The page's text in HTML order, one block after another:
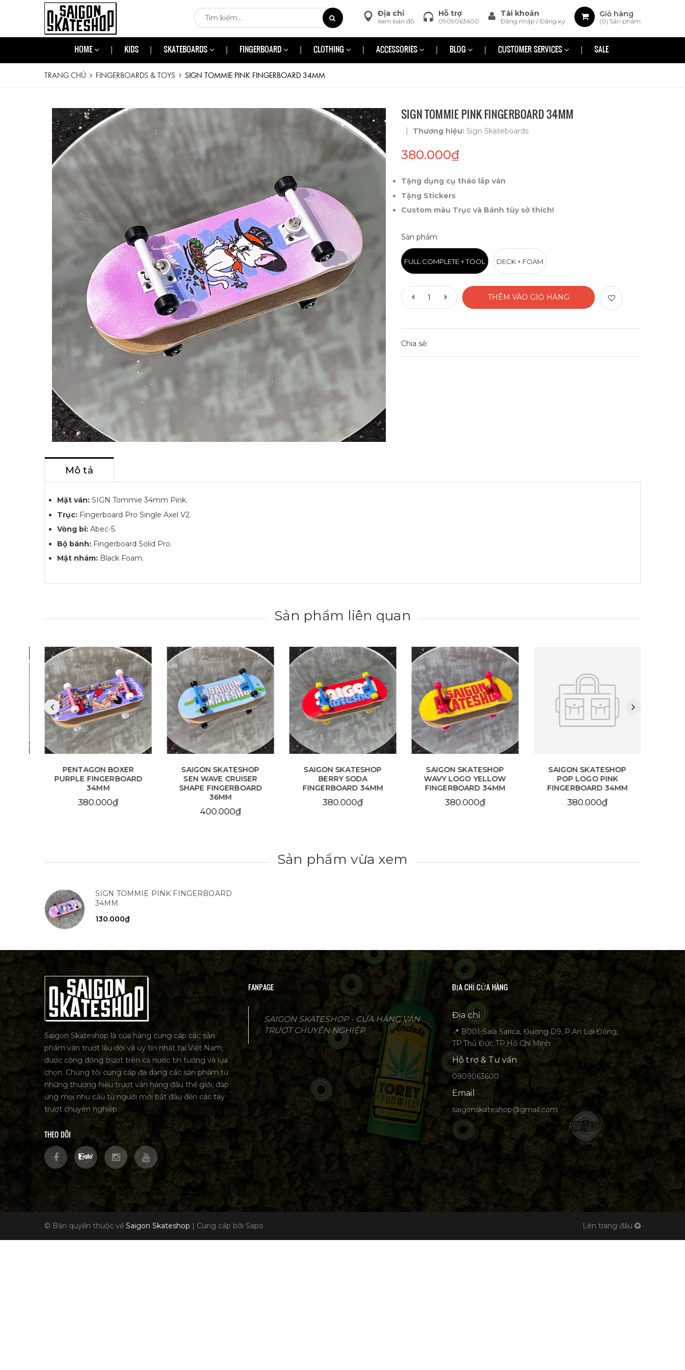
Giỏ hàng
(0) Sản phẩm
Tài khoản
Đăng nhập /Đăng ký
Hỗ trợ
0909063600
Địa chỉ
Xem bản đồ
HOME KIDS SKATEBOARDS FINGERBOARD CLOTHING ACCESSORIES BLOG CUSTOMER SERVICES SALE
TRANG CHỦ FINGERBOARDS & TOYS SIGN TOMMIE PINK FINGERBOARD 34MM
SIGN TOMMIE PINK FINGERBOARD 34MM
| Thương hiệu: Sign Skateboards
380.000₫
Tặng dụng cụ tháo lắp ván
Tặng Stickers
Custom màu Trục và Bánh tùy sở thích!
Sản phẩm
FULL COMPLETE + TOOL DECK + FOAM
THÊM VÀO GIỎ HÀNG
Chia sẻ:
Mô tả
Mặt ván: SIGN Tommie 34mm Pink.
Trục: Fingerboard Pro Single Axel V2.
Vòng bi: Abec-5.
Bộ bánh: Fingerboard Solid Pro.
Mặt nhám: Black Foam.
Sản phẩm liên quan
PENTAGON BOXER
PURPLE FINGERBOARD
34MM
380.000₫
SAIGON SKATESHOP
SEN WAVE CRUISER
SHAPE FINGERBOARD
36MM
400.000₫
SAIGON SKATESHOP
BERRY SODA
FINGERBOARD 34MM
380.000₫
SAIGON SKATESHOP
WAVY LOGO YELLOW
FINGERBOARD 34MM
380.000₫
SAIGON SKATESHOP
POP LOGO PINK
FINGERBOARD 34MM
380.000₫
Sản phẩm vừa xem
SIGN TOMMIE PINK FINGERBOARD
34MM
130.000₫
Saigon Skateshop là cửa hàng cung cấp các sản
phẩm ván trượt lâu đời và uy tín nhất tại Việt Nam,
được cộng đồng trượt trên cả nước tin tưởng và lựa
chọn. Chúng tôi cung cấp đa dạng các sản phẩm từ
những thương hiệu trượt ván hàng đầu thế giới, đáp
ứng mọi nhu cầu từ người mới bắt đầu đến các tay
trượt chuyên nghiệp.
THEO DÕI
FANPAGE
SAIGON SKATESHOP - CỬA HÀNG VÁN
TRƯỢT CHUYÊN NGHIỆP
ĐỊA CHỈ CỬA HÀNG
Địa chỉ
📍 B001-Sala Sarica, Đường D9, P.An Lợi Đông,
TP.Thủ Đức TP.Hồ Chí Minh
Hỗ trợ & Tư vấn
0909063600
Email
saigonskateshop@gmail.com
© Bản quyền thuộc về Saigon Skateshop | Cung cấp bởi Sapo Lên trang đầu